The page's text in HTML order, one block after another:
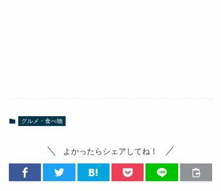
グルメ・食べ物
よかったらシェアしてね！